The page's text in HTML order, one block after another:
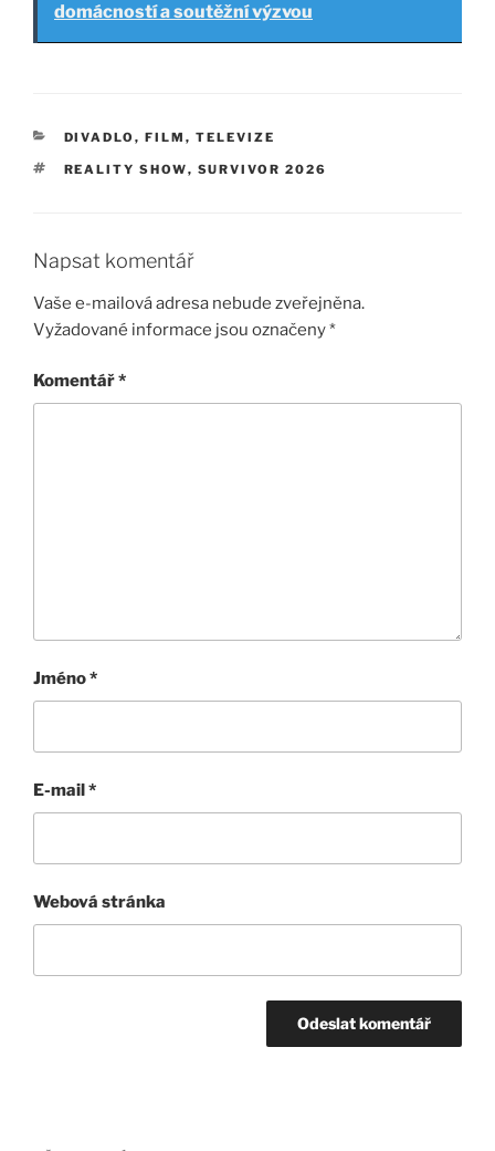
domácností a soutěžní výzvou
RUBRIKY
DIVADLO, FILM, TELEVIZE
ŠTÍTKY
REALITY SHOW, SURVIVOR 2026
Napsat komentář
Vaše e-mailová adresa nebude zveřejněna.
Vyžadované informace jsou označeny*
Komentář*
Jméno*
E-mail*
Webová stránka
Navigace